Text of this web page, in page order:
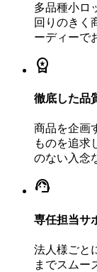
多品種小ロ
回りのきく
ーディーで
workspace_premium
徹底した品
商品を企画
ものを追求
のない入念
support_agent
専任担当サ
法人様ごと
までスムー